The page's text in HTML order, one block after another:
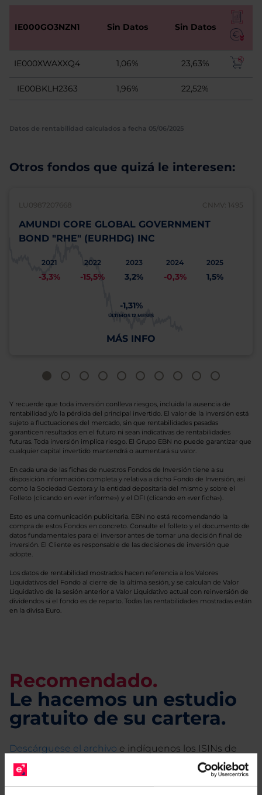
IE000GO3NZN1 Sin Datos Sin Datos
IE000XWAXXQ4 1,06% 23,63%
IE00BKLH2363 1,96% 22,52%
Datos de rentabilidad calculados a fecha 05/06/2025
Otros fondos que quizá le interesen:
LU0987207668 CNMV: 1495
AMUNDI CORE GLOBAL GOVERNMENT
BOND "RHE" (EURHDG) INC
2021
-3,3%
2022
-15,5%
2023
3,2%
2024
-0,3%
2025
1,5%
-1,31%
ÚLTIMOS 12 MESES
MÁS INFO
Y recuerde que toda inversión conlleva riesgos, incluida la ausencia de
rentabilidad y/o la pérdida del principal invertido. El valor de la inversión está
sujeto a fluctuaciones del mercado, sin que rentabilidades pasadas
garanticen resultados en el futuro ni sean indicativas de rentabilidades
futuras. Toda inversión implica riesgo. El Grupo EBN no puede garantizar que
cualquier capital invertido mantendrá o aumentará su valor.
En cada una de las fichas de nuestros Fondos de Inversión tiene a su
disposición información completa y relativa a dicho Fondo de Inversión, así
como la Sociedad Gestora y la entidad depositaria del mismo y sobre el
Folleto (clicando en «ver informe») y el DFI (clicando en «ver ficha»).
Esto es una comunicación publicitaria. EBN no está recomendando la
compra de estos Fondos en concreto. Consulte el folleto y el documento de
datos fundamentales para el inversor antes de tomar una decisión final de
inversión. El Cliente es responsable de las decisiones de inversión que
adopte.
Los datos de rentabilidad mostrados hacen referencia a los Valores
Liquidativos del Fondo al cierre de la última sesión, y se calculan de Valor
Liquidativo de la sesión anterior a Valor Liquidativo actual con reinversión de
dividendos si el fondo es de reparto. Todas las rentabilidades mostradas están
en la divisa Euro.
Recomendado.
Le hacemos un estudio
gratuito de su cartera.
Descárguese el archivo e indíquenos los ISINs de
sus Fondos y nuestros expertos le enviarán un
estudio gratuito de sus alternativas de Clases
Limpias con las que podrá ahorrar en sus costes.